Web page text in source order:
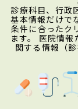
診療科目、行政
基本情報だけで
条件に合ったク
ます。 医院情
関する情報（